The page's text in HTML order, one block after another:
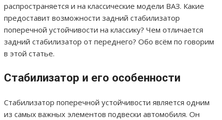
распространяется и на классические модели ВАЗ. Какие
предоставит возможности задний стабилизатор
поперечной устойчивости на классику? Чем отличается
задний стабилизатор от переднего? Обо всём по говорим
в этой статье.
Стабилизатор и его особенности
Стабилизатор поперечной устойчивости является одним
из самых важных элементов подвески автомобиля. Он